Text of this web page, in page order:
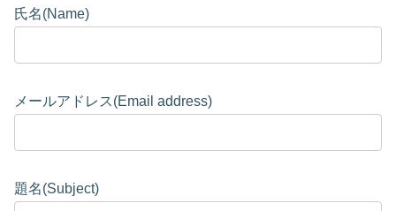
氏名(Name)
メールアドレス(Email address)
題名(Subject)